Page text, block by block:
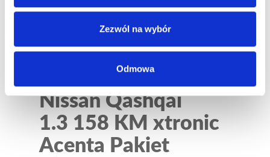
Zezwól na wybór
Odmowa
Nissan Qashqai
1.3 158 KM xtronic
Acenta Pakiet